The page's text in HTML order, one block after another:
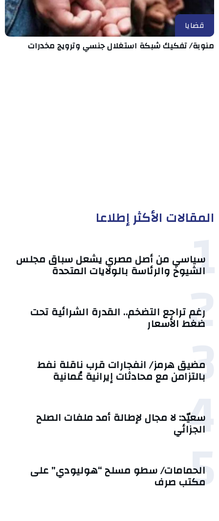
قضايا
منوبة/ تفكيك شبكة استغلال جنسي وترويج مخدرات
المقالات الأكثر إطلاعا
1
سياسي من أصل مصري يشعل سباق مجلس
الشيوخ والرئاسة بالولايات المتحدة
2
رغم تراجع التضخم.. القدرة الشرائية تحت
ضغط الأسعار
3
مضيق هرمز/ انفجارات قرب ناقلة نفط
بالتزامن مع محادثات إيرانية عُمانية
4
سعيّد: لا مجال لإطالة أمد ملفات الصلح
الجزائي
5
الحمامات/ سطو مسلح “هوليودي” على
مكتب صرف